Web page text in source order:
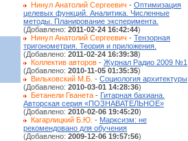
Нинул Анатолий Сергеевич - Оптимизация
целевых функций. Аналитика. Численные
методы. Планирование эксперимента.
(Добавлено: 2011-02-24 16:42:44)
Нинул Анатолий Сергеевич - Тензорная
тригонометрия. Теория и приложения.
(Добавлено: 2011-02-24 16:39:38)
Коллектив авторов - Журнал Радио 2009 №1
(Добавлено: 2010-11-05 01:35:35)
Вильковский М.Б. - Социология архитектуры
(Добавлено: 2010-03-01 14:28:36)
Бетанели Гванета - Гитарная бахиана.
Авторская серия «ПОЗНАВАТЕЛЬНОЕ»
(Добавлено: 2010-02-06 19:45:20)
Кагарлицкий Б.Ю. - Марксизм: не
рекомендовано для обучения
(Добавлено: 2009-12-06 19:57:56)